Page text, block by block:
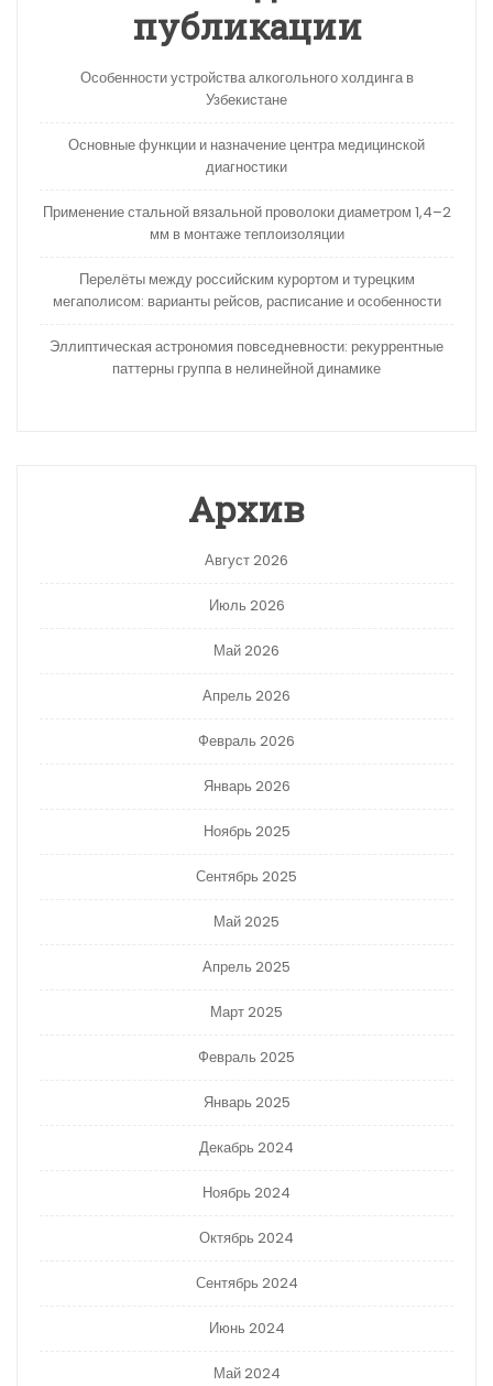
публикации
Особенности устройства алкогольного холдинга в
Узбекистане
Основные функции и назначение центра медицинской
диагностики
Применение стальной вязальной проволоки диаметром 1,4–2
мм в монтаже теплоизоляции
Перелёты между российским курортом и турецким
мегаполисом: варианты рейсов, расписание и особенности
Эллиптическая астрономия повседневности: рекуррентные
паттерны группа в нелинейной динамике
Архив
Август 2026
Июль 2026
Май 2026
Апрель 2026
Февраль 2026
Январь 2026
Ноябрь 2025
Сентябрь 2025
Май 2025
Апрель 2025
Март 2025
Февраль 2025
Январь 2025
Декабрь 2024
Ноябрь 2024
Октябрь 2024
Сентябрь 2024
Июнь 2024
Май 2024